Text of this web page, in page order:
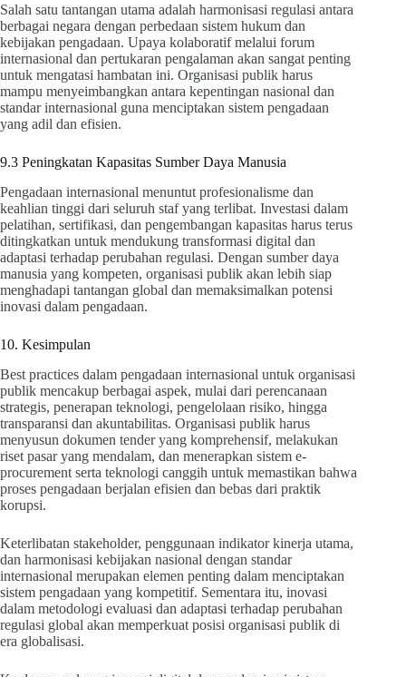
Salah satu tantangan utama adalah harmonisasi regulasi antara
berbagai negara dengan perbedaan sistem hukum dan
kebijakan pengadaan. Upaya kolaboratif melalui forum
internasional dan pertukaran pengalaman akan sangat penting
untuk mengatasi hambatan ini. Organisasi publik harus
mampu menyeimbangkan antara kepentingan nasional dan
standar internasional guna menciptakan sistem pengadaan
yang adil dan efisien.
9.3 Peningkatan Kapasitas Sumber Daya Manusia
Pengadaan internasional menuntut profesionalisme dan
keahlian tinggi dari seluruh staf yang terlibat. Investasi dalam
pelatihan, sertifikasi, dan pengembangan kapasitas harus terus
ditingkatkan untuk mendukung transformasi digital dan
adaptasi terhadap perubahan regulasi. Dengan sumber daya
manusia yang kompeten, organisasi publik akan lebih siap
menghadapi tantangan global dan memaksimalkan potensi
inovasi dalam pengadaan.
10. Kesimpulan
Best practices dalam pengadaan internasional untuk organisasi
publik mencakup berbagai aspek, mulai dari perencanaan
strategis, penerapan teknologi, pengelolaan risiko, hingga
transparansi dan akuntabilitas. Organisasi publik harus
menyusun dokumen tender yang komprehensif, melakukan
riset pasar yang mendalam, dan menerapkan sistem e-
procurement serta teknologi canggih untuk memastikan bahwa
proses pengadaan berjalan efisien dan bebas dari praktik
korupsi.
Keterlibatan stakeholder, penggunaan indikator kinerja utama,
dan harmonisasi kebijakan nasional dengan standar
internasional merupakan elemen penting dalam menciptakan
sistem pengadaan yang kompetitif. Sementara itu, inovasi
dalam metodologi evaluasi dan adaptasi terhadap perubahan
regulasi global akan memperkuat posisi organisasi publik di
era globalisasi.